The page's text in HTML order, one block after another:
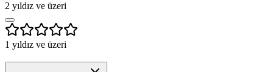
2 yıldız ve üzeri
1 yıldız ve üzeri